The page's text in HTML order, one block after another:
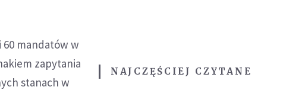
60 mandatów w
zapytania
stanach w
NAJCZĘŚCIEJ CZYTANE